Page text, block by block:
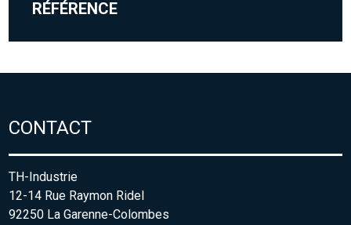
RÉFÉRENCE
CONTACT
TH-Industrie
12-14 Rue Raymon Ridel
92250 La Garenne-Colombes